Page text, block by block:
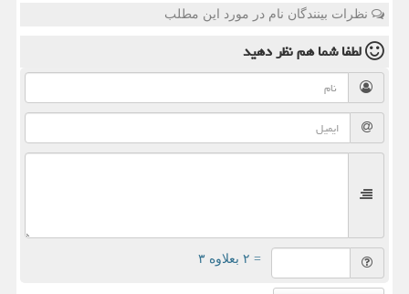
نظرات بینندگان نام در مورد این مطلب
لطفا شما همنظر دهید
= ۲ بعلاوه ۳